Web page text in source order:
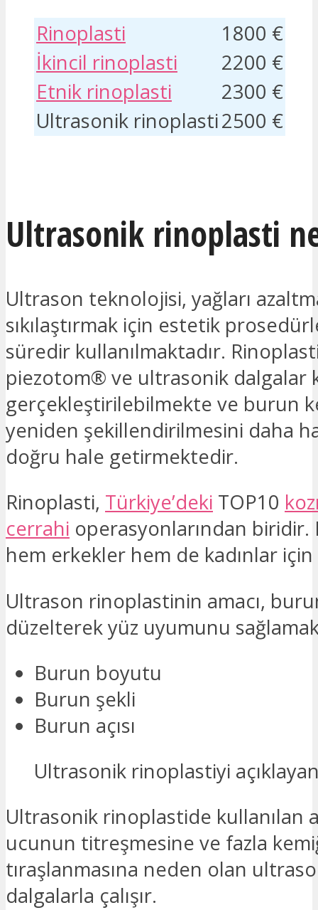
Rinoplasti
1800 €
İkincil rinoplasti
2200 €
Etnik rinoplasti
2300 €
Ultrasonik rinoplasti2500 €
Ultrasonik rinoplasti
Ultrason teknolojisi, yağları
sıkılaştırmak için estetik
süredir kullanılmaktadır.
piezotom® ve ultrasonik dalgalar
gerçekleştirilebilmekte ve burun
yeniden şekillendirilmesini daha
doğru hale getirmektedir.
Rinoplasti, Türkiye’deki TOP10
cerrahi operasyonlarından biridir.
hem erkekler hem de kadınlar
Ultrason rinoplastinin amacı,
düzelterek yüz uyumunu
Burun boyutu
Burun şekli
Burun açısı
Ultrasonik rinoplastiyi
Ultrasonik rinoplastide kullanılan
ucunun titreşmesine ve fazla
tıraşlanmasına neden olan
dalgalarla çalışır.